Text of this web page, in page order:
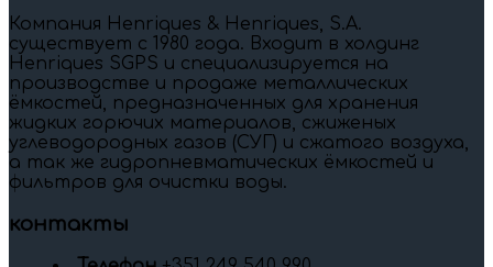
Компания Henriques & Henriques, S.A.
существует c 1980 года. Входит в холдинг
Henriques SGPS и специализируется на
производстве и продаже металлических
ёмкостей, предназначенных для хранения
жидких горючих материалов, сжиженых
углеводородных газов (СУГ) и сжатого воздуха,
а так же гидропневматических ёмкостей и
фильтров для очистки воды.
контакты